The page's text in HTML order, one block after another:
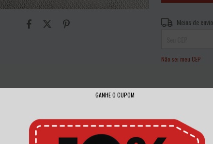
GANHE O CUPOM
Entregas para o CEP:
Meios de envio
Não sei meu CEP